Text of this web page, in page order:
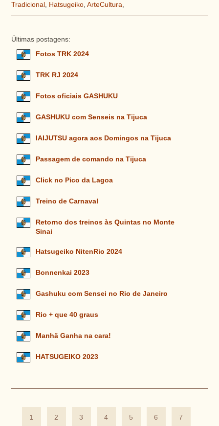
Tradicional
Hatsugeiko, ArteCultura
Últimas postagens:
Fotos TRK 2024
TRK RJ 2024
Fotos oficiais GASHUKU
GASHUKU com Senseis na Tijuca
IAIJUTSU agora aos Domingos na Tijuca
Passagem de comando na Tijuca
Click no Pico da Lagoa
Treino de Carnaval
Retorno dos treinos às Quintas no Monte
Sinai
Hatsugeiko NitenRio 2024
Bonnenkai 2023
Gashuku com Sensei no Rio de Janeiro
Rio + que 40 graus
Manhã Ganha na cara!
HATSUGEIKO 2023
1 2 3 4 5 6 7